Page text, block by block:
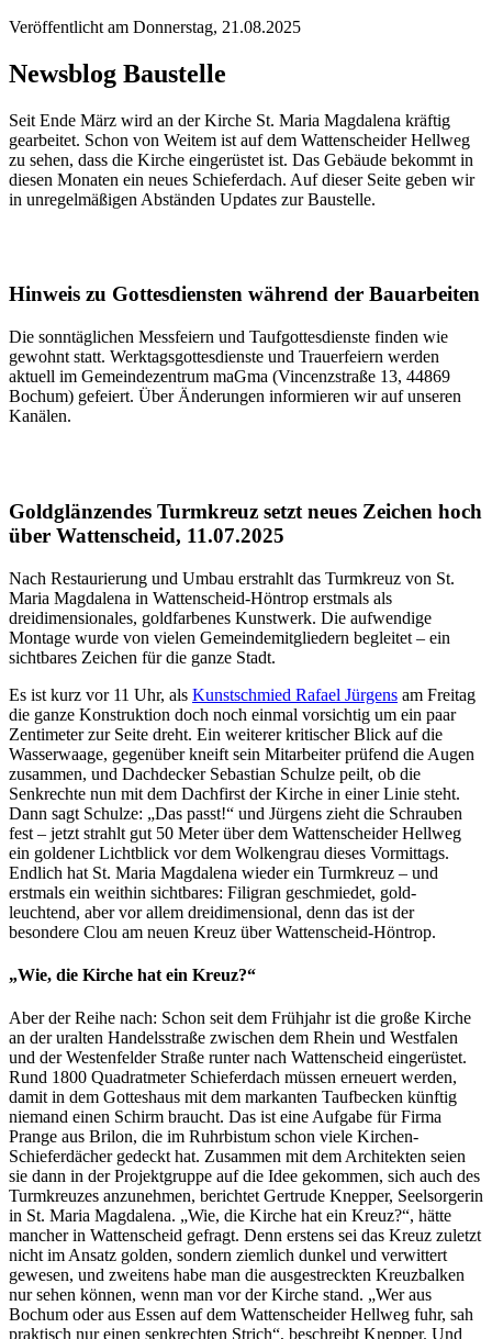
Veröffentlicht am Donnerstag, 21.08.2025
Newsblog Baustelle
Seit Ende März wird an der Kirche St. Maria Magdalena kräftig
gearbeitet. Schon von Weitem ist auf dem Wattenscheider Hellweg
zu sehen, dass die Kirche eingerüstet ist. Das Gebäude bekommt in
diesen Monaten ein neues Schieferdach. Auf dieser Seite geben wir
in unregelmäßigen Abständen Updates zur Baustelle.
Hinweis zu Gottesdiensten während der Bauarbeiten
Die sonntäglichen Messfeiern und Taufgottesdienste finden wie
gewohnt statt. Werktagsgottesdienste und Trauerfeiern werden
aktuell im Gemeindezentrum maGma (Vincenzstraße 13, 44869
Bochum) gefeiert. Über Änderungen informieren wir auf unseren
Kanälen.
Goldglänzendes Turmkreuz setzt neues Zeichen hoch
über Wattenscheid, 11.07.2025
Nach Restaurierung und Umbau erstrahlt das Turmkreuz von St.
Maria Magdalena in Wattenscheid-Höntrop erstmals als
dreidimensionales, goldfarbenes Kunstwerk. Die aufwendige
Montage wurde von vielen Gemeindemitgliedern begleitet – ein
sichtbares Zeichen für die ganze Stadt.
Es ist kurz vor 11 Uhr, als Kunstschmied Rafael Jürgens am Freitag
die ganze Konstruktion doch noch einmal vorsichtig um ein paar
Zentimeter zur Seite dreht. Ein weiterer kritischer Blick auf die
Wasserwaage, gegenüber kneift sein Mitarbeiter prüfend die Augen
zusammen, und Dachdecker Sebastian Schulze peilt, ob die
Senkrechte nun mit dem Dachfirst der Kirche in einer Linie steht.
Dann sagt Schulze: „Das passt!“ und Jürgens zieht die Schrauben
fest – jetzt strahlt gut 50 Meter über dem Wattenscheider Hellweg
ein goldener Lichtblick vor dem Wolkengrau dieses Vormittags.
Endlich hat St. Maria Magdalena wieder ein Turmkreuz – und
erstmals ein weithin sichtbares: Filigran geschmiedet, gold-
leuchtend, aber vor allem dreidimensional, denn das ist der
besondere Clou am neuen Kreuz über Wattenscheid-Höntrop.
„Wie, die Kirche hat ein Kreuz?“
Aber der Reihe nach: Schon seit dem Frühjahr ist die große Kirche
an der uralten Handelsstraße zwischen dem Rhein und Westfalen
und der Westenfelder Straße runter nach Wattenscheid eingerüstet.
Rund 1800 Quadratmeter Schieferdach müssen erneuert werden,
damit in dem Gotteshaus mit dem markanten Taufbecken künftig
niemand einen Schirm braucht. Das ist eine Aufgabe für Firma
Prange aus Brilon, die im Ruhrbistum schon viele Kirchen-
Schieferdächer gedeckt hat. Zusammen mit dem Architekten seien
sie dann in der Projektgruppe auf die Idee gekommen, sich auch des
Turmkreuzes anzunehmen, berichtet Gertrude Knepper, Seelsorgerin
in St. Maria Magdalena. „Wie, die Kirche hat ein Kreuz?“, hätte
mancher in Wattenscheid gefragt. Denn erstens sei das Kreuz zuletzt
nicht im Ansatz golden, sondern ziemlich dunkel und verwittert
gewesen, und zweitens habe man die ausgestreckten Kreuzbalken
nur sehen können, wenn man vor der Kirche stand. „Wer aus
Bochum oder aus Essen auf dem Wattenscheider Hellweg fuhr, sah
praktisch nur einen senkrechten Strich“, beschreibt Knepper. Und